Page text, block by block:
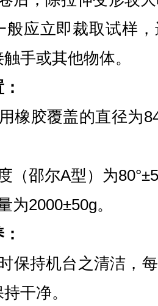
般应立即裁取试样
手或其他物体。
用橡胶覆盖的直径为
（邵尔A型）为
为2000±50g。
保持机台之清洁，
干净。